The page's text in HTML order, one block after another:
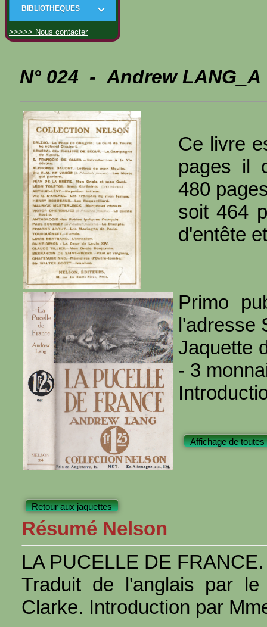
BIBLIOTHEQUES
>>>>> Nous contacter
N° 024 - Andrew
Ce livre
pages il
480
soit 464
d'entête
Primo
l'adresse
Jaquette
- 3
Affichage de
Retour aux jaquettes
Résumé Nelson
LA PUCELLE DE
Traduit de l'anglais par
Clarke. Introduction par